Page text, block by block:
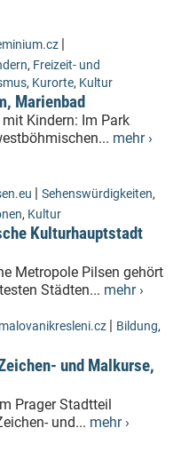
|
, Freizeit- und
, Kurorte, Kultur
Marienbad
Kindern: Im Park
mehr ›
| Sehenswürdigkeiten,
, Kultur
Kulturhauptstadt
Metropole Pilsen gehört
Städten... mehr ›
| Bildung,
und Malkurse,
Prager Stadtteil
und... mehr ›